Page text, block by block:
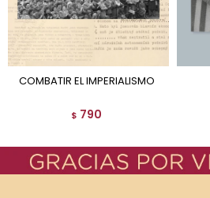
COMBATIR EL IMPERIALISMO
$ 790